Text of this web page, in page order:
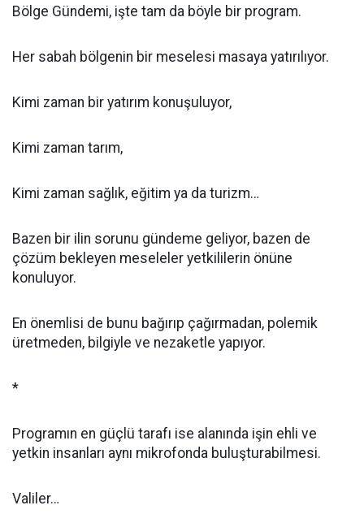
Bölge Gündemi, işte tam da böyle bir program.
Her sabah bölgenin bir meselesi masaya yatırılıyor.
Kimi zaman bir yatırım konuşuluyor,
Kimi zaman tarım,
Kimi zaman sağlık, eğitim ya da turizm…
Bazen bir ilin sorunu gündeme geliyor, bazen de
çözüm bekleyen meseleler yetkililerin önüne
konuluyor.
En önemlisi de bunu bağırıp çağırmadan, polemik
üretmeden, bilgiyle ve nezaketle yapıyor.
*
Programın en güçlü tarafı ise alanında işin ehli ve
yetkin insanları aynı mikrofonda buluşturabilmesi.
Valiler…